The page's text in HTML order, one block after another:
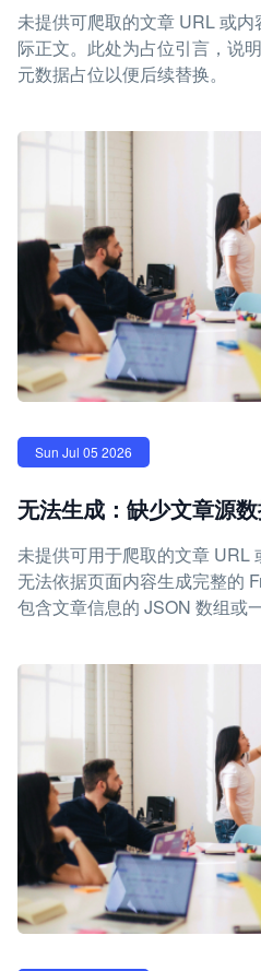
未提供可爬取的文章 URL 或
际正文。此处为占位引言，说
元数据占位以便后续替换。
Sun Jul 05 2026
无法生成：缺少文章源
未提供可用于爬取的文章 URL
无法依据页面内容生成完整的
包含文章信息的 JSON 数组或